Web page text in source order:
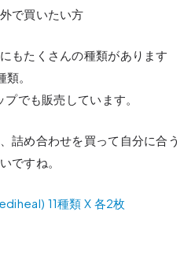
で買いたい方
もたくさんの種類があります
。
でも販売しています。
詰め合わせを買って自分に合う
ですね。
11種類 X 各2枚